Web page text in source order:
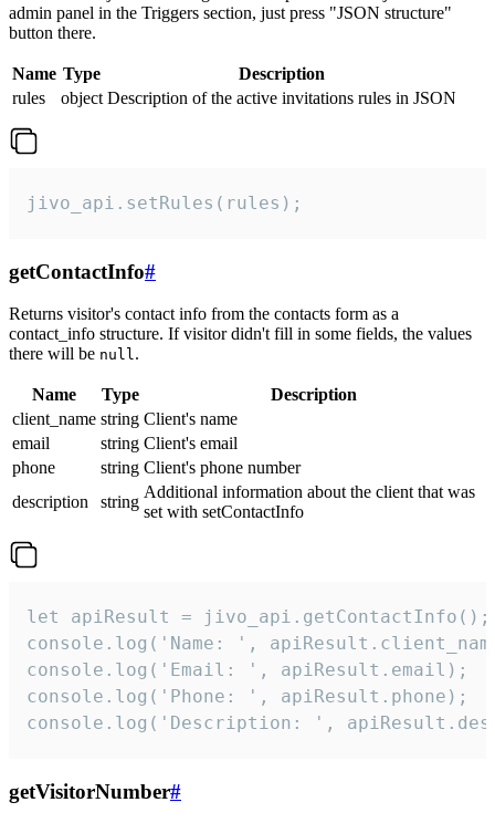
admin panel in the Triggers section, just press "JSON structure"
button there.
Name Type
Description
rules
object Description of the active invitations rules in JSON
jivo_api.setRules(rules);
getContactInfo#
Returns visitor's contact info from the contacts form as a
contact_info structure. If visitor didn't fill in some fields, the values
there will be null.
Name Type
Description
client_name string Client's name
email
string Client's email
phone
string Client's phone number
description
string
Additional information about the client that was
set with setContactInfo
let apiResult = jivo_api.getContactInfo();
console.log('Name: ',
console.log('Email: ', apiResult.email);
console.log('Phone: ', apiResult.phone);
console.log('Description: ',
getVisitorNumber#